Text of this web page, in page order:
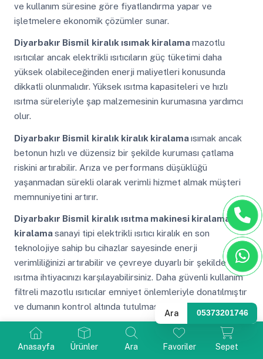
Anasayfa Ürünler Ara Favoriler Sepet
ve kullanım süresine göre fiyatlandırma yapar ve
işletmelere ekonomik çözümler sunar.
Diyarbakır Bismil kiralık ısımak kiralamamazotlu
ısıtıcılar ancak elektrikli ısıtıcıların güç tüketimi daha
yüksek olabileceğinden enerji maliyetleri konusunda
dikkatli olunmalıdır. Yüksek ısıtma kapasiteleri ve hızlı
ısıtma süreleriyle şap malzemesinin kurumasına yardımcı
olur.
Diyarbakır Bismil kiralık kiralık kiralamaısımak ancak
betonun hızlı ve düzensiz bir şekilde kuruması çatlama
riskini artırabilir. Arıza ve performans düşüklüğü
yaşanmadan sürekli olarak verimli hizmet almak müşteri
memnuniyetini artırır.
Diyarbakır Bismil kiralık ısıtma makinesi kiralama
kiralamasanayi tipi elektrikli ısıtıcı kiralık en son
teknolojiye sahip bu cihazlar sayesinde enerji
verimliliğinizi artırabilir ve çevreye duyarlı bir şekilde
ısıtma ihtiyacınızı karşılayabilirsiniz. Daha güvenli kullanım
filtreli mazotlu ısıtıcılar emniyet önlemleriyle donatılmıştır
ve dumanın kontrol altında tutulmasını sağlar.
Diyarbakır Bismil
kiralık 30 kw elektrikli ısıtıcı
kiralama kiralamaşantiye ısıtıcı kiralama ısımak mazotlu
Ara 05373201746